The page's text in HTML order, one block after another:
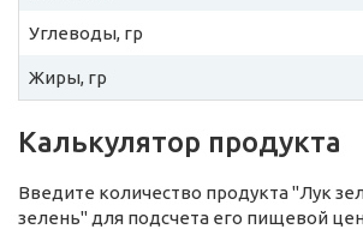
Углеводы, гр
Жиры, гр
Калькулятор продукта
Введите количество продукта "Лук
зелень" для подсчета его пищевой